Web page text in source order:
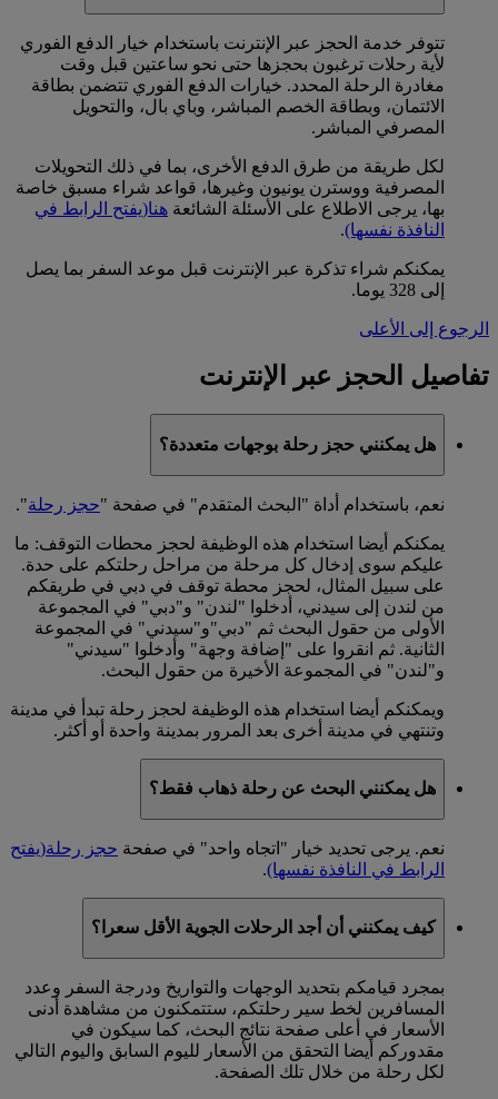
تتوفر خدمة الحجز عبر الإنترنت باستخدام خيار الدفع الفوري
لأية رحلات ترغبون بحجزها حتى نحو ساعتين قبل وقت
مغادرة الرحلة المحدد. خيارات الدفع الفوري تتضمن بطاقة
الائتمان، وبطاقة الخصم المباشر، وباي بال، والتحويل
المصرفي المباشر.
لكل طريقة من طرق الدفع الأخرى، بما في ذلك التحويلات
المصرفية ووسترن يونيون وغيرها، قواعد شراء مسبق خاصة
بها، يرجى الاطلاع على الأسئلة الشائعة هنا(يفتح الرابط في
النافذة نفسها).
يمكنكم شراء تذكرة عبر الإنترنت قبل موعد السفر بما يصل
إلى 328 يوما.
الرجوع إلى الأعلى
تفاصيل الحجز عبر الإنترنت
هل يمكنني حجز رحلة بوجهات متعددة؟
نعم، باستخدام أداة "البحث المتقدم" في صفحة "حجز رحلة".
يمكنكم أيضا استخدام هذه الوظيفة لحجز محطات التوقف: ما
عليكم سوى إدخال كل مرحلة من مراحل رحلتكم على حدة.
على سبيل المثال، لحجز محطة توقف في دبي في طريقكم
من لندن إلى سيدني، أدخلوا "لندن" و"دبي" في المجموعة
الأولى من حقول البحث ثم "دبي"و"سيدني" في المجموعة
الثانية. ثم انقروا على "إضافة وجهة" وأدخلوا "سيدني"
و"لندن" في المجموعة الأخيرة من حقول البحث.
ويمكنكم أيضا استخدام هذه الوظيفة لحجز رحلة تبدأ في مدينة
وتنتهي في مدينة أخرى بعد المرور بمدينة واحدة أو أكثر.
هل يمكنني البحث عن رحلة ذهاب فقط؟
نعم. يرجى تحديد خيار "اتجاه واحد" في صفحة حجز رحلة(يفتح
الرابط في النافذة نفسها).
كيف يمكنني أن أجد الرحلات الجوية الأقل سعرا؟
بمجرد قيامكم بتحديد الوجهات والتواريخ ودرجة السفر وعدد
المسافرين لخط سير رحلتكم، ستتمكنون من مشاهدة أدنى
الأسعار في أعلى صفحة نتائج البحث، كما سيكون في
مقدوركم أيضا التحقق من الأسعار لليوم السابق واليوم التالي
لكل رحلة من خلال تلك الصفحة.